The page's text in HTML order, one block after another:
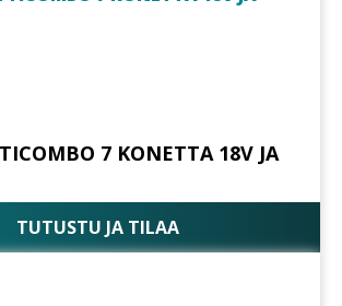
7 KONETTA 18V JA
TUTUSTU JA TILAA